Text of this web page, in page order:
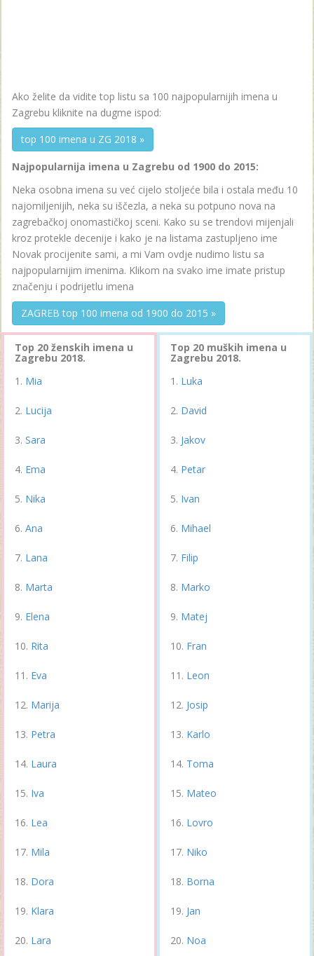
Ako želite da vidite top listu sa 100 najpopularnijih imena u
Zagrebu kliknite na dugme ispod:
top 100 imena u ZG 2018 »
Najpopularnija imena u Zagrebu od 1900 do 2015:
Neka osobna imena su već cijelo stoljeće bila i ostala među 10
najomiljenijih, neka su iščezla, a neka su potpuno nova na
zagrebačkoj onomastičkoj sceni. Kako su se trendovi mijenjali
kroz protekle decenije i kako je na listama zastupljeno ime
Novak procijenite sami, a mi Vam ovdje nudimo listu sa
najpopularnijim imenima. Klikom na svako ime imate pristup
značenju i podrijetlu imena
ZAGREB top 100 imena od 1900 do 2015 »
Top 20 ženskih imena u
Zagrebu 2018.
Mia
Lucija
Sara
Ema
Nika
Ana
Lana
Marta
Elena
Rita
Eva
Marija
Petra
Laura
Iva
Lea
Mila
Dora
Klara
Lara
Top 20 muških imena u
Zagrebu 2018.
Luka
David
Jakov
Petar
Ivan
Mihael
Filip
Marko
Matej
Fran
Leon
Josip
Karlo
Toma
Mateo
Lovro
Niko
Borna
Jan
Noa